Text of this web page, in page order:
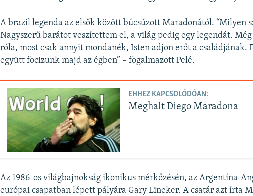
A brazil legenda az elsők között búcsúzott Maradonától. “Milyen
Nagyszerű barátot veszítettem el, a világ pedig egy legendát.
róla, most csak annyit mondanék, Isten adjon erőt a családjának.
együtt focizunk majd az égben” – fogalmazott Pelé.
EHHEZ KAPCSOLÓDÓAN:
Meghalt Diego Maradona
Az 1986-os világbajnokság ikonikus mérkőzésén, az Argentína-
európai csapatban lépett pályára Gary Lineker. A csatár azt írta